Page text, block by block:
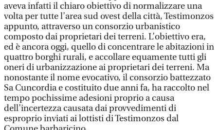
aveva infatti il chiaro obiettivo di normalizzare una
volta per tutte l’area sud ovest della città, Testimonzos
appunto, attraverso un consorzio urbanistico
composto dai proprietari dei terreni. L’obiettivo era,
ed è ancora oggi, quello di concentrare le abitazioni in
quattro borghi rurali, e accollare equamente tutti gli
oneri di urbanizzazione ai proprietari dei terreni. Ma
nonostante il nome evocativo, il consorzio battezzato
Sa Cuncordia e costituito due anni fa, ha raccolto nel
tempo pochissime adesioni proprio a causa
dell’incertezza causata dai provvedimenti di
esproprio inviati ai lottisti di Testimonzos dal